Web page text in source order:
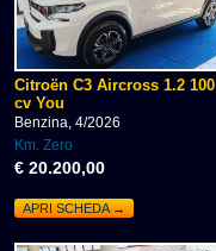
Citroën C3 Aircross 1.2 100
cv You
Benzina, 4/2026
Km. Zero
€ 20.200,00
APRI SCHEDA →